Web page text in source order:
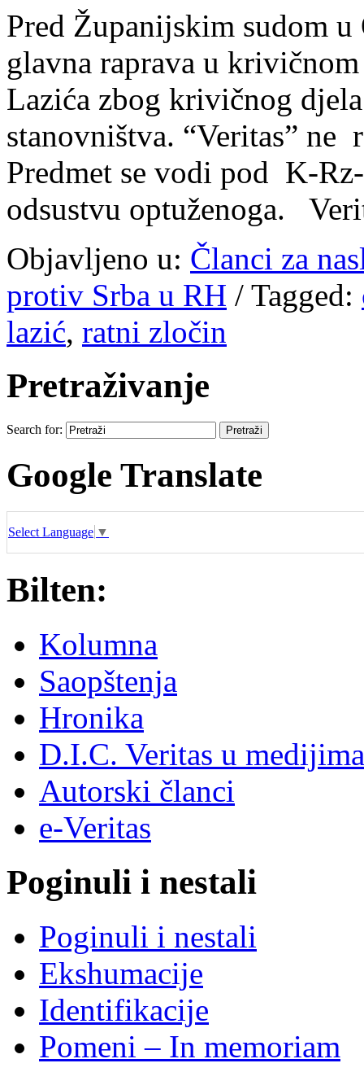
Pred Županijskim sudom u
glavna raprava u
Lazića zbog krivičnog
stanovništva. “Veritas” ne
Predmet se vodi pod K-
odsustvu optuženoga.
Objavljeno u: Članci za
protiv Srba u RH / Tagged:
lazić, ratni zločin
Pretraživanje
Search for:
Google Translate
Select Language ▼
Bilten:
Kolumna
Saopštenja
Hronika
D.I.C. Veritas u medijima
Autorski članci
e-Veritas
Poginuli i nestali
Poginuli i nestali
Ekshumacije
Identifikacije
Pomeni – In memoriam